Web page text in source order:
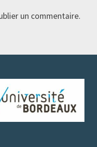
un commentaire.